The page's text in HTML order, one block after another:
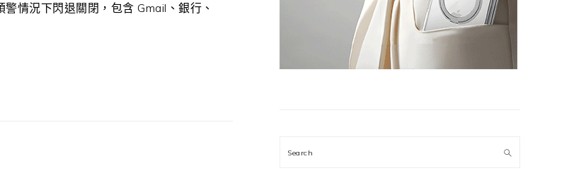
情況下閃退關閉，包含 Gmail、銀行、
Search